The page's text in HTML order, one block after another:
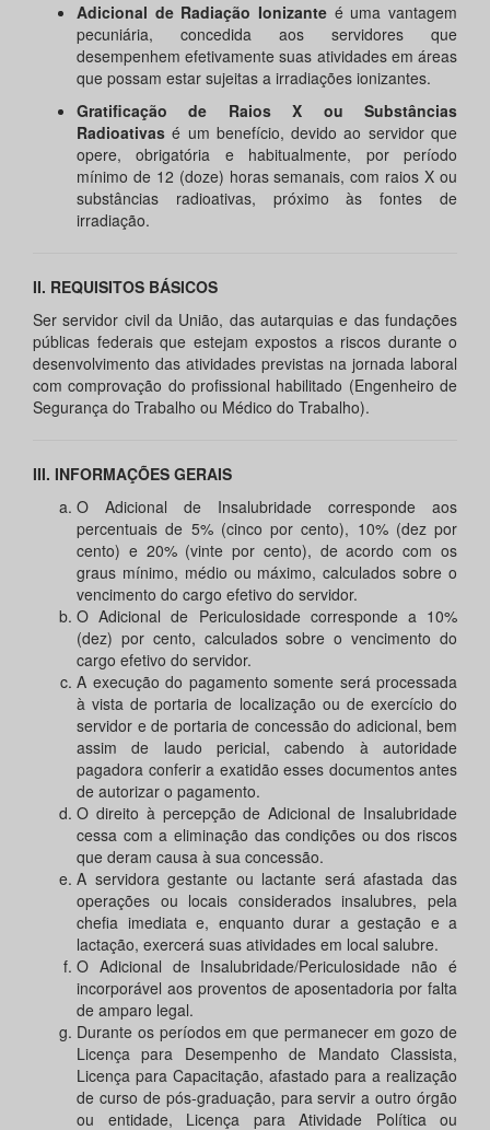
Adicional de Radiação Ionizante é uma vantagem
pecuniária, concedida aos servidores que
desempenhem efetivamente suas atividades em áreas
que possam estar sujeitas a irradiações ionizantes.
Gratificação de Raios X ou Substâncias
Radioativas é um benefício, devido ao servidor que
opere, obrigatória e habitualmente, por período
mínimo de 12 (doze) horas semanais, com raios X ou
substâncias radioativas, próximo às fontes de
irradiação.
II. REQUISITOS BÁSICOS
Ser servidor civil da União, das autarquias e das fundações
públicas federais que estejam expostos a riscos durante o
desenvolvimento das atividades previstas na jornada laboral
com comprovação do profissional habilitado (Engenheiro de
Segurança do Trabalho ou Médico do Trabalho).
III. INFORMAÇÕES GERAIS
O Adicional de Insalubridade corresponde aos
percentuais de 5% (cinco por cento), 10% (dez por
cento) e 20% (vinte por cento), de acordo com os
graus mínimo, médio ou máximo, calculados sobre o
vencimento do cargo efetivo do servidor.
O Adicional de Periculosidade corresponde a 10%
(dez) por cento, calculados sobre o vencimento do
cargo efetivo do servidor.
A execução do pagamento somente será processada
à vista de portaria de localização ou de exercício do
servidor e de portaria de concessão do adicional, bem
assim de laudo pericial, cabendo à autoridade
pagadora conferir a exatidão esses documentos antes
de autorizar o pagamento.
O direito à percepção de Adicional de Insalubridade
cessa com a eliminação das condições ou dos riscos
que deram causa à sua concessão.
A servidora gestante ou lactante será afastada das
operações ou locais considerados insalubres, pela
chefia imediata e, enquanto durar a gestação e a
lactação, exercerá suas atividades em local salubre.
O Adicional de Insalubridade/Periculosidade não é
incorporável aos proventos de aposentadoria por falta
de amparo legal.
Durante os períodos em que permanecer em gozo de
Licença para Desempenho de Mandato Classista,
Licença para Capacitação, afastado para a realização
de curso de pós-graduação, para servir a outro órgão
ou entidade, Licença para Atividade Política ou